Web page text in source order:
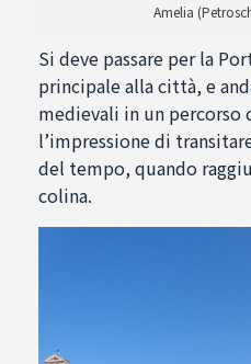
Amelia
Si deve passare per la
principale alla città, e
medievali in un percorso
l’impressione di
del tempo, quando
colina.